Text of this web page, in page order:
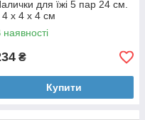
для їжі 5 пар 24 см.
4 х 4 х 4 см
наявності
₴
Купити